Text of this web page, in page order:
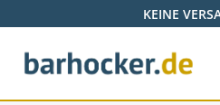
Zum Hauptinhalt springen
KEINE